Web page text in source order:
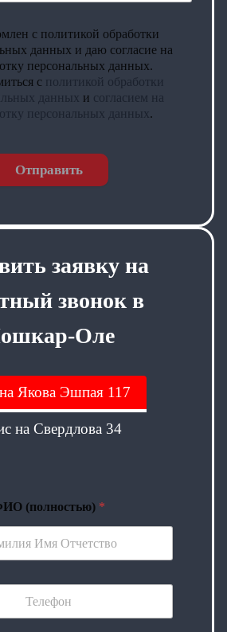
с политикой обработки
данных и даю согласие на
персональных данных.
с политикой обработки
данных и согласием на
персональных данных.
Отправить
заявку на
звонок в
Оле
Якова Эшпая 117
на Свердлова 34
(полностью) *